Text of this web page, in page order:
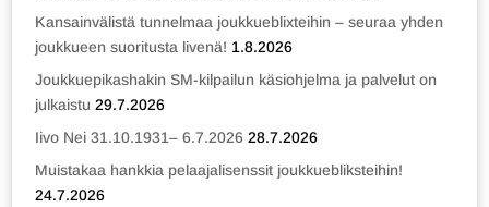
Kansainvälistä tunnelmaa joukkueblixteihin – seuraa yhden
joukkueen suoritusta livenä! 1.8.2026
Joukkuepikashakin SM-kilpailun käsiohjelma ja palvelut on
julkaistu 29.7.2026
Iivo Nei 31.10.1931– 6.7.2026 28.7.2026
Muistakaa hankkia pelaajalisenssit joukkuebliksteihin!
24.7.2026